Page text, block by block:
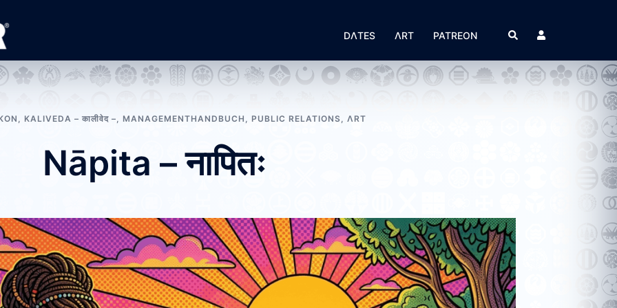
DΛTES ΛRT PATREON Suche
KALIVEDA – कालीवेद – MANAGEMENTHANDBUCH PUBLIC RELATIONS ΛRT
Nāpita – नापितः